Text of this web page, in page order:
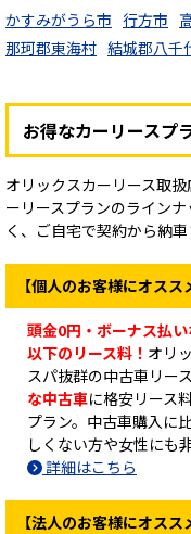
かすみがうら市 行方市
那珂郡東海村 結城郡八千
お得なカーリースプ
オリックスカーリース取
ーリースプランのライン
く、ご自宅で契約から納車
【個人のお客様にオス
頭金0円・ボーナス払
以下のリース料！ オリ
スパ抜群の中古車リー
な中古車に格安リース
プラン。中古車購入に
しくない方や女性にも
詳細はこちら
【法人のお客様にオス